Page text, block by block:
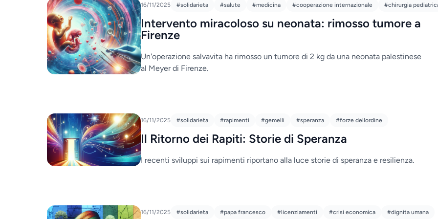
16/11/2025 #solidarieta #salute #medicina #cooperazione internazionale #chirurgia
Intervento miracoloso su neonata: rimosso tumore a
Firenze
Un'operazione salvavita ha rimosso un tumore di 2 kg da una neonata palestinese
al Meyer di Firenze.
16/11/2025 #solidarieta #rapimenti #gemelli #speranza #forze dellordine
Il Ritorno dei Rapiti: Storie di Speranza
I recenti sviluppi sui rapimenti riportano alla luce storie di speranza e resilienza.
16/11/2025 #solidarieta #papa francesco #licenziamenti #crisi economica #dignita umana